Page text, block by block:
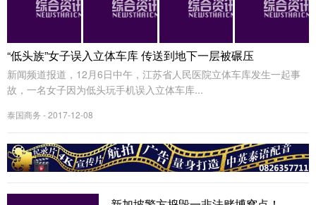
“低头族”女子误入立体车库 传送到地下一层被碾压
新闻频道报道，12月6日中午，江苏省人民医院立体车库发生一起事
故，一名女子因为低头玩手机误入立体车库...
泰国商务 - 2017-12-08